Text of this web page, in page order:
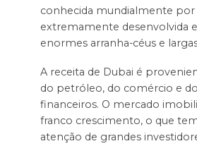
conhecida mundialmente por
extremamente desenvolvida
enormes arranha-céus e
A receita de Dubai é
do petróleo, do comércio e
financeiros. O mercado
franco crescimento, o que
atenção de grandes